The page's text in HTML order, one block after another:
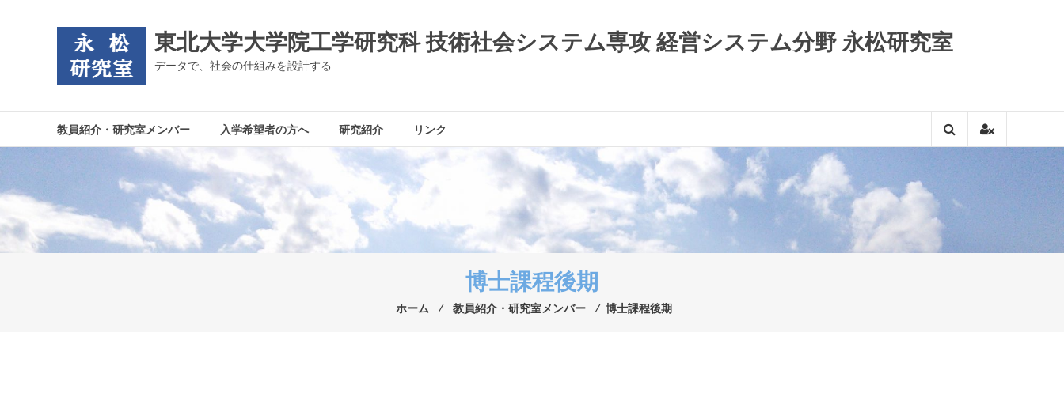
ス
プ
東北大学大学院工学研究科 技術社会システム専攻 経営システム分野 永松研究室
データで、社会の仕組みを設計する
教員紹介・研究室メンバー 入学希望者の方へ 研究紹介 リンク
博士課程後期
ホーム ⁄ 教員紹介・研究室メンバー ⁄ 博士課程後期